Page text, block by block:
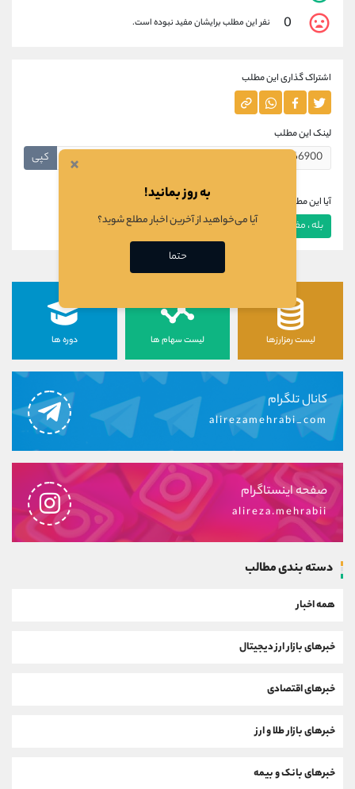
0
نفر این مطلب برایشان مفید نبوده است.
اشتراک گذاری این مطلب
لینک این مطلب
کپی
آیا این مطلب برای شما مفید بود؟
بله ، مفید بود خیر ، مفید نبود
لیست رمزارزها لیست سهام ها دوره ها
کانال تلگرام
alirezamehrabi_com
صفحه اینستاگرام
alireza.mehrabii
دسته بندی مطالب
همه اخبار
خبرهای بازار ارز دیجیتال
خبرهای اقتصادی
خبرهای بازار طلا و ارز
خبرهای بانک و بیمه
×
به روز بمانید!
آیا می‌خواهید از آخرین اخبار مطلع شوید؟
حتما